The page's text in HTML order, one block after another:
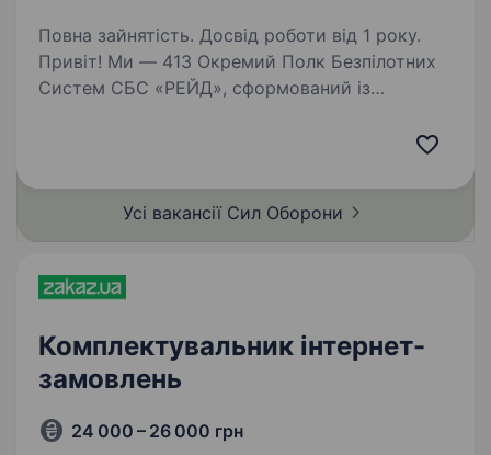
Повна зайнятість. Досвід роботи від 1 року.
Привіт! Ми — 413 Окремий Полк Безпілотних
Систем СБС «РЕЙД», сформований із
на захисті України ще від Революції Гідності і
місія —…
Усі вакансії Сил Оборони
Комплектувальник інтернет-
замовлень
24 000 – 26 000 грн